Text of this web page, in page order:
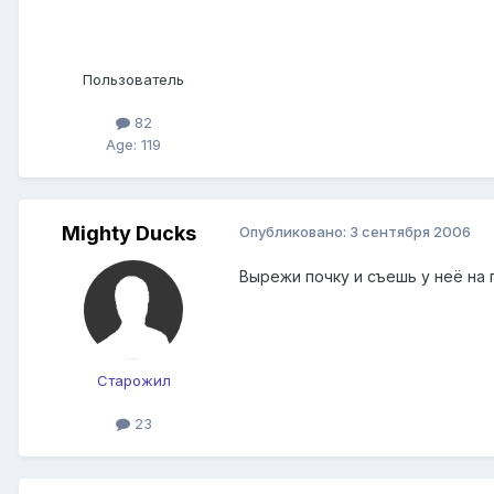
Пользователь
82
Age: 119
Mighty Ducks
Старожил
23
Опубликовано: 3 сентября 2006
Вырежи почку и съешь у неё на